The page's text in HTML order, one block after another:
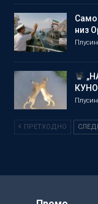
Само
низ
ПРЕТХОДНО